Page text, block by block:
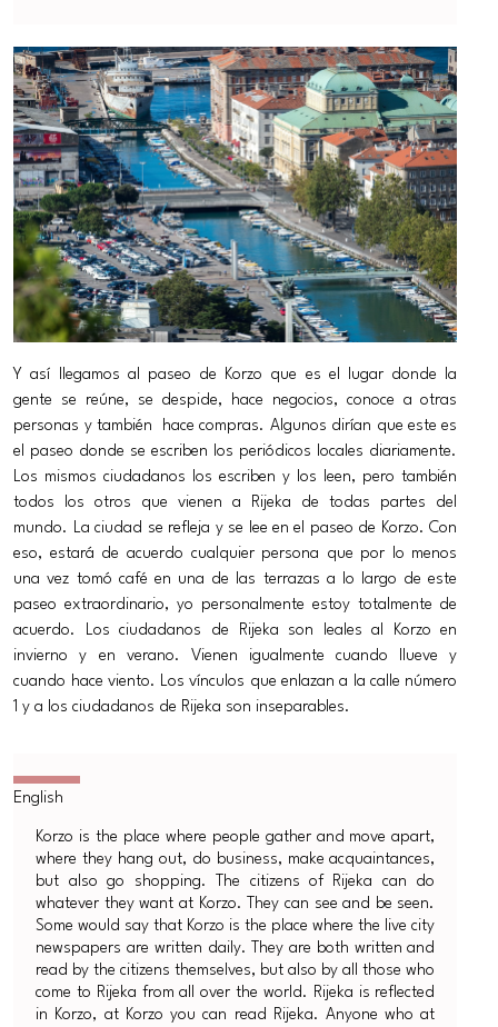
Y así llegamos al paseo de Korzo que es el lugar donde la
gente se reúne, se despide, hace negocios, conoce a otras
personas y también hace compras. Algunos dirían que este es
el paseo donde se escriben los periódicos locales diariamente.
Los mismos ciudadanos los escriben y los leen, pero también
todos los otros que vienen a Rijeka de todas partes del
mundo. La ciudad se refleja y se lee en el paseo de Korzo. Con
eso, estará de acuerdo cualquier persona que por lo menos
una vez tomó café en una de las terrazas a lo largo de este
paseo extraordinario, yo personalmente estoy totalmente de
acuerdo. Los ciudadanos de Rijeka son leales al Korzo en
invierno y en verano. Vienen igualmente cuando llueve y
cuando hace viento. Los vínculos que enlazan a la calle número
1 y a los ciudadanos de Rijeka son inseparables.
Korzo is the place where people gather and move apart,
where they hang out, do business, make acquaintances,
but also go shopping. The citizens of Rijeka can do
whatever they want at Korzo. They can see and be seen.
Some would say that Korzo is the place where the live city
newspapers are written daily. They are both written and
read by the citizens themselves, but also by all those who
come to Rijeka from all over the world. Rijeka is reflected
in Korzo, at Korzo you can read Rijeka. Anyone who at